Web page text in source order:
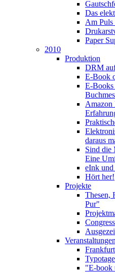
Das
Am Puls
Paper
2010
Produktion
DRM
E-Book
E-Books
Amazon
daraus
Sind die
Eine
eInk und
Hört her!
Projekte
Thesen,
Pur"
Veranstaltungen
"E-book